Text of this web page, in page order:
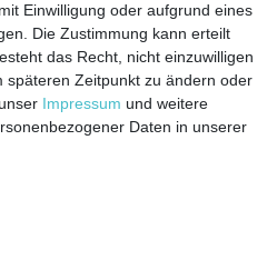
verpassen?
heute zu unserem Newsletter an:
Einwilligung oder aufgrund eines
Die Zustimmung kann erteilt
das Recht, nicht einzuwilligen
späteren Zeitpunkt zu ändern oder
Impressum und weitere
Daten in unserer